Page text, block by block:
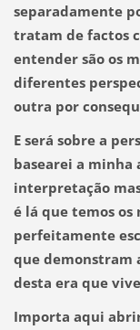
separadamente
tratam de factos
entender são os
diferentes
outra por
E será sobre a
basearei a minha
interpretação
é lá que temos
perfeitamente
que demonstram
desta era que
Importa aqui